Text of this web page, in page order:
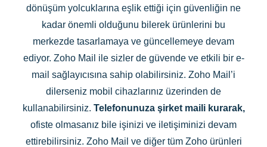
dönüşüm yolcuklarına eşlik ettiği için güvenliğin ne
kadar önemli olduğunu bilerek ürünlerini bu
merkezde tasarlamaya ve güncellemeye devam
ediyor. Zoho Mail ile sizler de güvende ve etkili bir e-
mail sağlayıcısına sahip olabilirsiniz. Zoho Mail’i
dilerseniz mobil cihazlarınız üzerinden de
kullanabilirsiniz. Telefonunuza şirket maili kurarak,
ofiste olmasanız bile işinizi ve iletişiminizi devam
ettirebilirsiniz. Zoho Mail ve diğer tüm Zoho ürünleri